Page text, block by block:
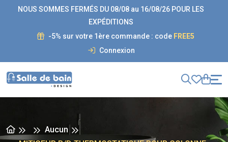
NOUS SOMMES FERMÉS DU 08/08 au 16/08/26 POUR LES
EXPÉDITIONS
-5% sur votre 1ère commande : code FREE5
Connexion
Aucun